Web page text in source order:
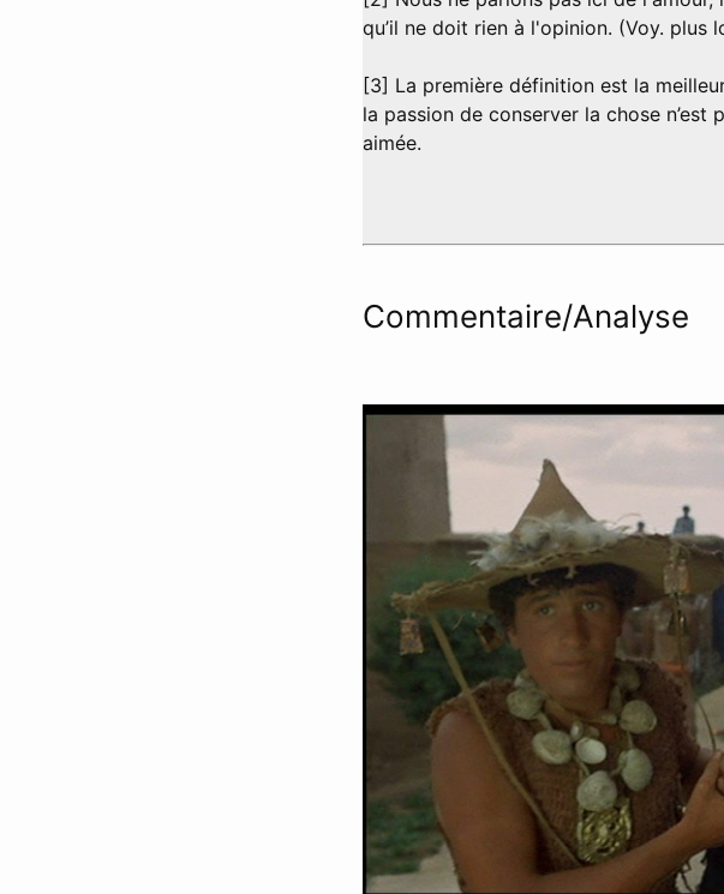
qu’il ne doit rien à l'opinion. (Voy. plus
[3] La première définition est la
la passion de conserver la chose
aimée.
Commentaire/Analyse